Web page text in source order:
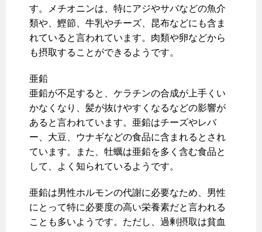
す。メチオニンは、特にアジやサバなどの魚介
類や、鰹節、牛乳やチーズ、昆布などにも含ま
れていると言われています。肉類や卵などから
も摂取することができるようです。
亜鉛
亜鉛が不足すると、ケラチンの合成が上手くい
かなくなり、髪が抜けやすくなるなどの影響が
あると言われています。亜鉛はチーズやレバ
ー、大豆、ウナギなどの食品に含まれるとされ
ています。また、牡蠣は亜鉛を多く含む食品と
して、よく知られているようです。
亜鉛は男性ホルモンの代謝に必要なため、男性
にとって特に必要度の高い栄養素だと言われる
ことも多いようです。ただし、過剰摂取は貧血